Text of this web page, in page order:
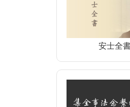
安士全